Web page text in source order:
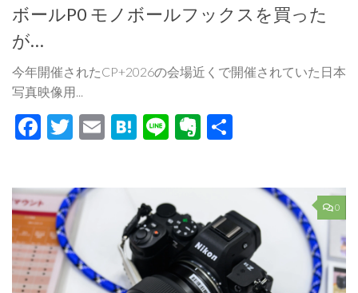
ボールP0 モノボールフックスを買った
が…
今年開催されたCP+2026の会場近くで開催されていた日本
写真映像用...
Facebook
Twitter
EmailHatena
LineEvernote
0